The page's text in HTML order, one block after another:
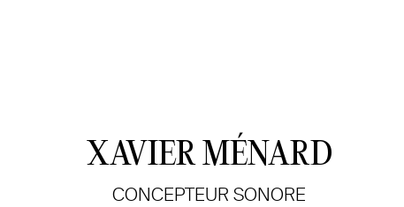
XAVIER MÉNARD
CONCEPTEUR SONORE